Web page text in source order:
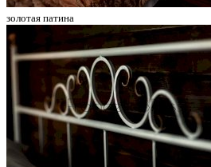
золотая патина